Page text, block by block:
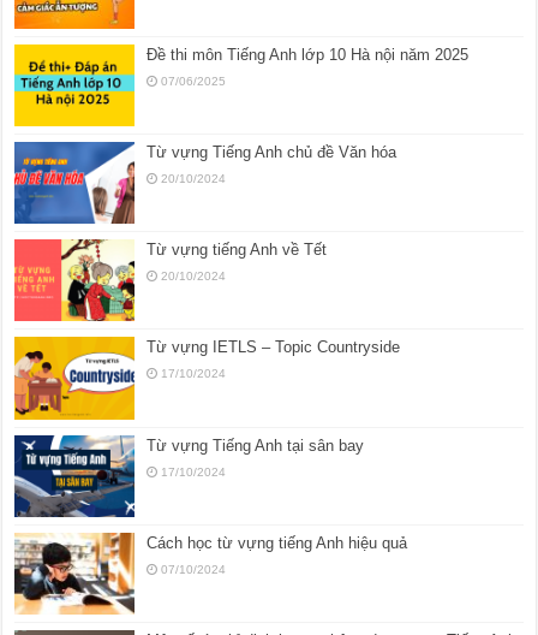
Đề thi môn Tiếng Anh lớp 10 Hà nội năm 2025
07/06/2025
Từ vựng Tiếng Anh chủ đề Văn hóa
20/10/2024
Từ vựng tiếng Anh về Tết
20/10/2024
Từ vựng IETLS – Topic Countryside
17/10/2024
Từ vựng Tiếng Anh tại sân bay
17/10/2024
Cách học từ vựng tiếng Anh hiệu quả
07/10/2024